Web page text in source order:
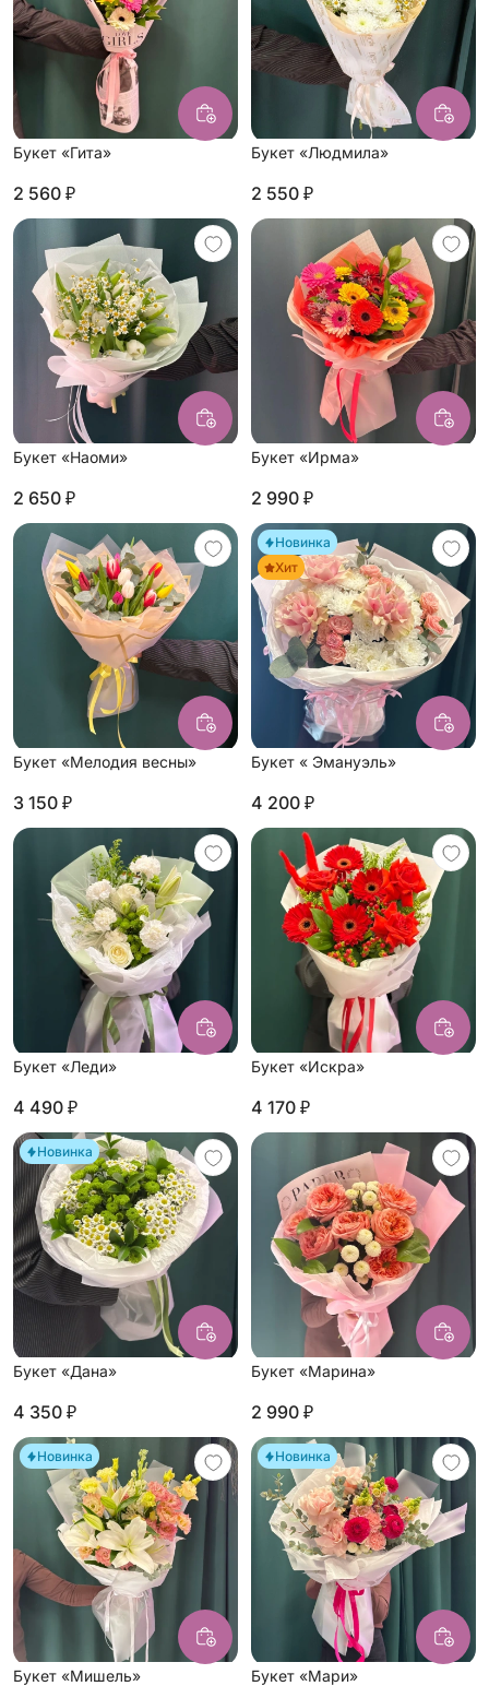
Букет «Гита»
2 560 ₽
Букет «Людмила»
2 550 ₽
Букет «Наоми»
2 650 ₽
Букет «Ирма»
2 990 ₽
Букет «Мелодия весны»
3 150 ₽
Новинка
Хит
Букет « Эмануэль»
4 200 ₽
Букет «Леди»
4 490 ₽
Букет «Искра»
4 170 ₽
Новинка
Букет «Дана»
4 350 ₽
Букет «Марина»
2 990 ₽
Новинка
Букет «Мишель»
Новинка
Букет «Мари»